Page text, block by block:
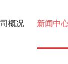
概况 新闻中